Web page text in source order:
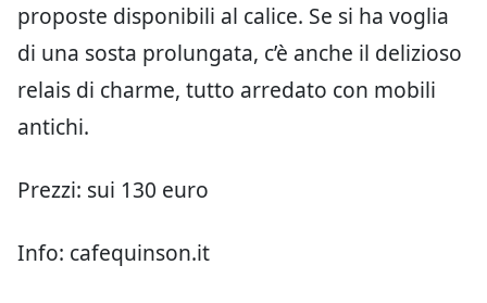
proposte disponibili al calice. Se si ha voglia
di una sosta prolungata, c’è anche il delizioso
relais di charme, tutto arredato con mobili
antichi.
Prezzi: sui 130 euro
Info: cafequinson.it